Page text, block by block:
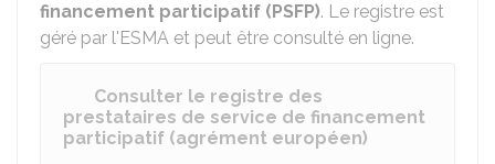
financement participatif (PSFP). Le registre est
géré par l'ESMA et peut être consulté en ligne.
Consulter le registre des
prestataires de service de financement
participatif (agrément européen)